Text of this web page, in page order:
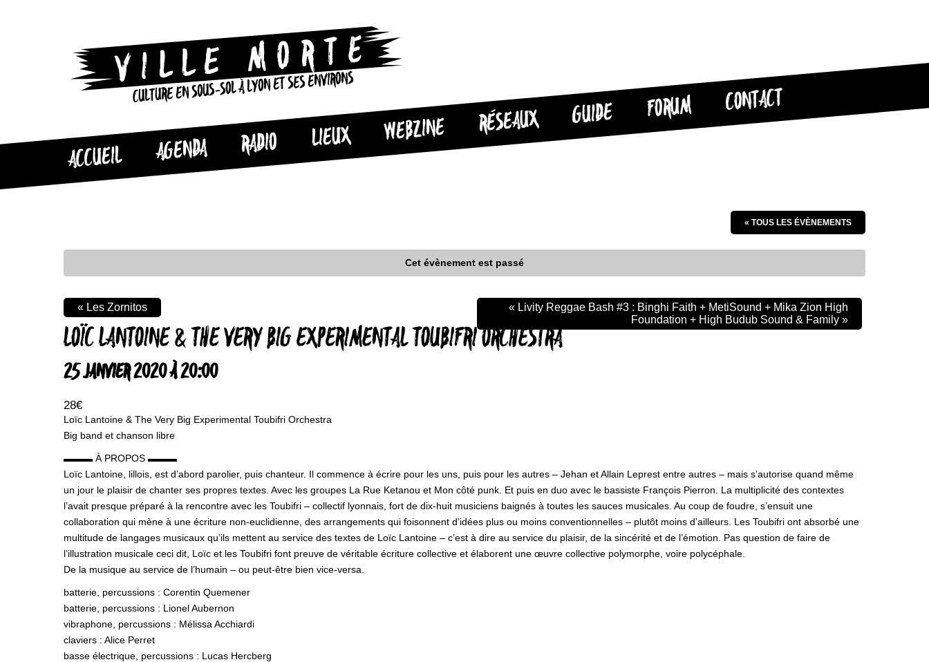
CULTURE EN SOUS-SOL À LYON ET SES ENVIRONS
ACCUEIL AGENDA RADIO LIEUX WEBZINE RÉSEAUX GUIDE FORUM CONTACT
« TOUS LES ÉVÈNEMENTS
Cet évènement est passé
LOÏC LANTOINE & THE VERY BIG EXPERIMENTAL TOUBIFRI ORCHESTRA
25 JANVIER 2020 À 20:00
28€
« Les Zornitos
« Livity Reggae Bash #3 : Binghi Faith + MetiSound + Mika Zion High
Foundation + High Budub Sound & Family »
Loïc Lantoine & The Very Big Experimental Toubifri Orchestra
Big band et chanson libre
▬▬▬ À PROPOS ▬▬▬
Loïc Lantoine, lillois, est d’abord parolier, puis chanteur. Il commence à écrire pour les uns, puis pour les autres – Jehan et Allain Leprest entre autres – mais s’autorise quand même
un jour le plaisir de chanter ses propres textes. Avec les groupes La Rue Ketanou et Mon côté punk. Et puis en duo avec le bassiste François Pierron. La multiplicité des contextes
l’avait presque préparé à la rencontre avec les Toubifri – collectif lyonnais, fort de dix-huit musiciens baignés à toutes les sauces musicales. Au coup de foudre, s’ensuit une
collaboration qui mène à une écriture non-euclidienne, des arrangements qui foisonnent d’idées plus ou moins conventionnelles – plutôt moins d’ailleurs. Les Toubifri ont absorbé une
multitude de langages musicaux qu’ils mettent au service des textes de Loïc Lantoine – c’est à dire au service du plaisir, de la sincérité et de l’émotion. Pas question de faire de
l’illustration musicale ceci dit, Loïc et les Toubifri font preuve de véritable écriture collective et élaborent une œuvre collective polymorphe, voire polycéphale.
De la musique au service de l’humain – ou peut-être bien vice-versa.
batterie, percussions : Corentin Quemener
batterie, percussions : Lionel Aubernon
vibraphone, percussions : Mélissa Acchiardi
claviers : Alice Perret
basse électrique, percussions : Lucas Hercberg